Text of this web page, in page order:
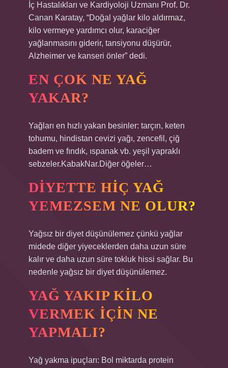
İç Hastalıkları ve Kardiyoloji Uzmanı Prof. Dr.
Canan Karatay, “Doğal yağlar kilo aldırmaz,
kilo vermeye yardımcı olur, karaciğer
yağlanmasını giderir, tansiyonu düşürür,
Alzheimer ve kanseri önler” dedi.
EN ÇOK NE YAĞ
YAKAR?
Yağları en hızlı yakan besinler: tarçın, keten
tohumu, hindistan cevizi yağı, zencefil, çiğ
badem ve fındık, ıspanak vb. yeşil yapraklı
sebzeler.KabakNar.Diğer öğeler…
DIYETTE HIÇ YAĞ
YEMEZSEM NE OLUR?
Yağsız bir diyet düşünülemez çünkü yağlar
midede diğer yiyeceklerden daha uzun süre
kalır ve daha uzun süre tokluk hissi sağlar. Bu
nedenle yağsız bir diyet düşünülemez.
YAĞ YAKIP KILO
VERMEK IÇIN NE
YAPMALI?
Yağ yakma ipuçları: Bol miktarda protein